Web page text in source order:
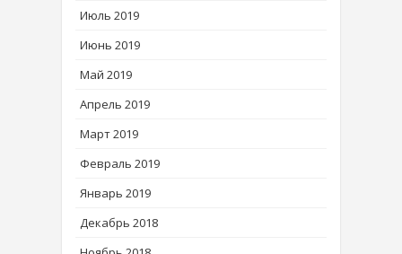
Июль 2019
Июнь 2019
Май 2019
Апрель 2019
Март 2019
Февраль 2019
Январь 2019
Декабрь 2018